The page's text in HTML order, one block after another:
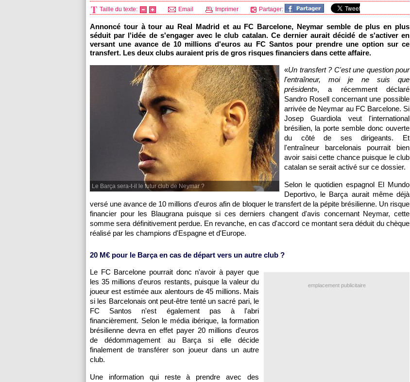
Taille du texte: Email Imprimer Partager:
Annoncé tour à tour au Real Madrid et au FC Barcelone, Neymar semble de plus en plus
séduit par l'idée de s'engager avec le club catalan. Ce dernier aurait décidé de s'activer en
versant une avance de 10 millions d'euros au FC Santos pour prendre une option sur ce
transfert. Les deux clubs auraient pris de gros risques financiers dans cette affaire.
Le Barça sera-t-il le futur club de Neymar ?
«Un transfert ? C'est une question pour
l'entraîneur, moi je ne suis que
président», a récemment déclaré
Sandro Rosell concernant une possible
arrivée de Neymar au FC Barcelone. Si
Josep Guardiola veut l'international
brésilien, la porte semble donc ouverte
du côté de ses dirigeants. Et
l'entraîneur barcelonais pourrait bien
avoir saisi cette chance puisque le club
catalan se serait activé sur ce dossier.
Selon le quotidien espagnol El Mundo
Deportivo, le Barça aurait même déjà
versé une avance de 10 millions d'euros afin de bloquer le transfert de la pépite brésilienne. Un risque
financier pour les Blaugrana puisque si ces derniers changent d'avis concernant Neymar, cette
somme sera définitivement perdue. En revanche, en cas d'accord ce montant sera déduit du chèque
réalisé par les champions d'Espagne et d'Europe.
20 M€ pour le Barça en cas de départ vers un autre club ?
emplacement publicitaire
Le FC Barcelone pourrait donc n'avoir à payer que
les 35 millions d'euros restants, puisque la valeur du
joueur est estimée aux alentours de 45 millions. Mais
si les Barcelonais ont peut-être tenté un sacré pari, le
FC Santos n'est également pas à l'abri
financièrement. Selon le média ibérique, la formation
brésilienne devra en effet payer 20 millions d'euros
de dédommagement au Barça si elle décide
finalement de transférer son joueur dans un autre
club.
Une information qui reste à prendre avec des